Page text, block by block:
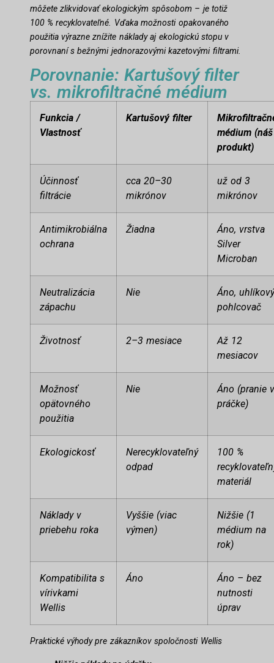
môžete zlikvidovať ekologickým spôsobom – je totiž
100 % recyklovateľné. Vďaka možnosti opakovaného
použitia výrazne znížite náklady aj ekologickú stopu v
porovnaní s bežnými jednorazovými kazetovými filtrami.
Porovnanie: Kartušový filter
vs. mikrofiltračné médium
Funkcia /
Vlastnosť
Kartušový filter
médium (náš
produkt)
Účinnosť
filtrácie
cca 20–30
mikrónov
už od 3
mikrónov
Antimikrobiálna
ochrana
Žiadna
Áno, vrstva
Silver
Microban
Neutralizácia
zápachu
Nie
Áno, uhlíkový
pohlcovač
Životnosť 2–3 mesiace
Až 12
mesiacov
Možnosť
opätovného
použitia
Nie
Áno (pranie
práčke)
Ekologickosť
Nerecyklovateľný
odpad
100 %
materiál
Náklady v
priebehu roka
Vyššie (viac
výmen)
Nižšie (1
médium na
rok)
Kompatibilita s
vírivkami
Wellis
Áno
Áno – bez
nutnosti
úprav
Praktické výhody pre zákazníkov spoločnosti Wellis